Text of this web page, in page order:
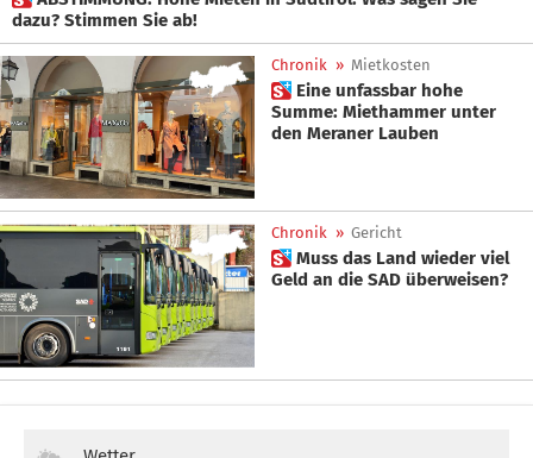
dazu? Stimmen Sie ab!
Chronik » Mietkosten
 Eine unfassbar hohe
Summe: Miethammer unter
den Meraner Lauben
Chronik » Gericht
 Muss das Land wieder viel
Geld an die SAD überweisen?